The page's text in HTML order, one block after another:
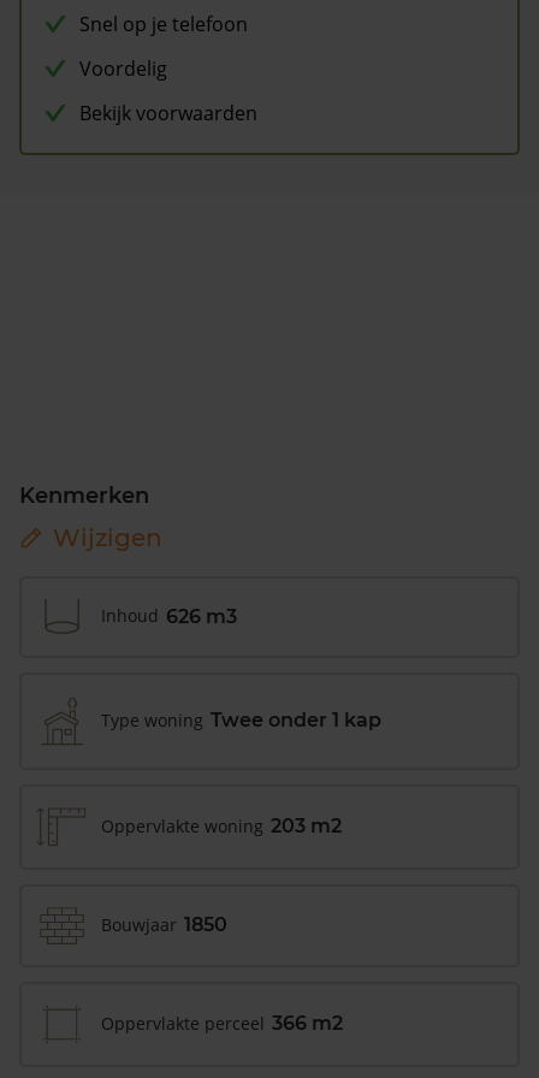
Snel op je telefoon
Voordelig
Bekijk voorwaarden
Kenmerken
Wijzigen
Inhoud 626 m3
Type woning Twee onder 1 kap
Oppervlakte woning 203 m2
Bouwjaar 1850
Oppervlakte perceel 366 m2